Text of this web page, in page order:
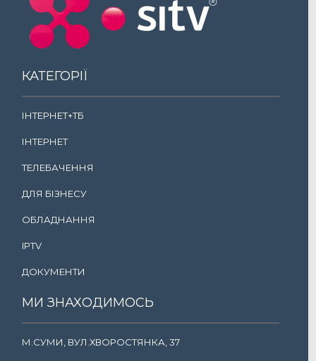
КАТЕГОРІЇ
ІНТЕРНЕТ+ТБ
ІНТЕРНЕТ
ТЕЛЕБАЧЕННЯ
ДЛЯ БІЗНЕСУ
ОБЛАДНАННЯ
IPTV
ДОКУМЕНТИ
МИ ЗНАХОДИМОСЬ
М.СУМИ, ВУЛ.ХВОРОСТЯНКА, 37